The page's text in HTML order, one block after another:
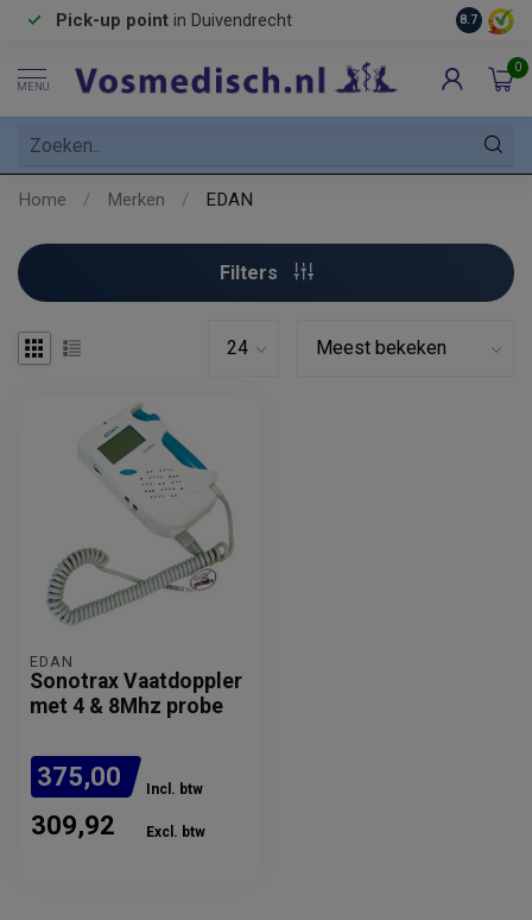
Pick-up point in Duivendrecht 8.7
MENU
0
Home / Merken / EDAN
Filters
EDAN
Sonotrax Vaatdoppler
met 4 & 8Mhz probe
375,00 Incl. btw
309,92 Excl. btw